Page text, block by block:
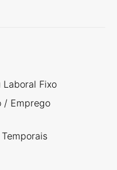
Laboral Fixo
/ Emprego